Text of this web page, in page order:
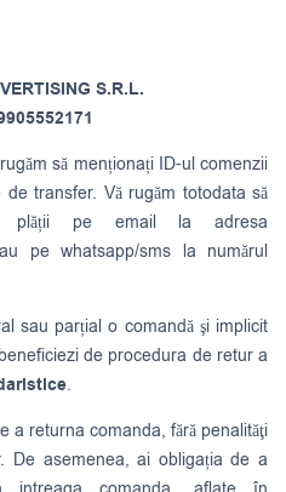
S.R.L.
să menționați ID-ul comenzii
transfer. Vă rugăm totodata să
plății pe email la adresa
pe whatsapp/sms la numărul
sau parțial o comandă şi implicit
de procedura de retur a
.
a returna comanda, fără penalităţi
De asemenea, ai obligația de a